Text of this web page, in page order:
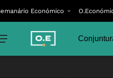
Económico